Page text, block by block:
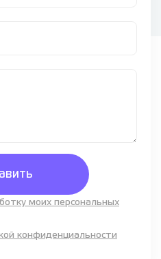
моих персональных
конфиденциальности